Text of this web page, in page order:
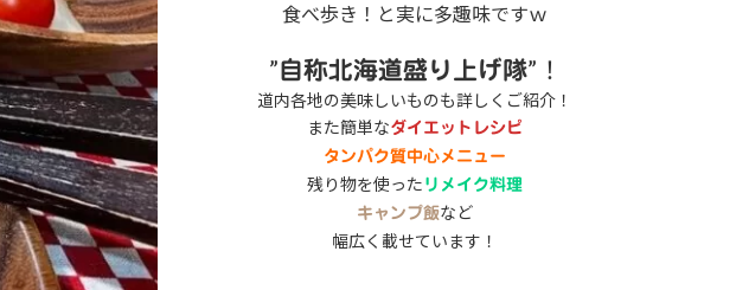
食べ歩き！と実に多趣味ですｗ
”自称北海道盛り上げ隊”！
道内各地の美味しいものも詳しくご紹介！
また簡単なダイエットレシピ
タンパク質中心メニュー
残り物を使った リメイク料理
キャンプ飯など
幅広く載せています！